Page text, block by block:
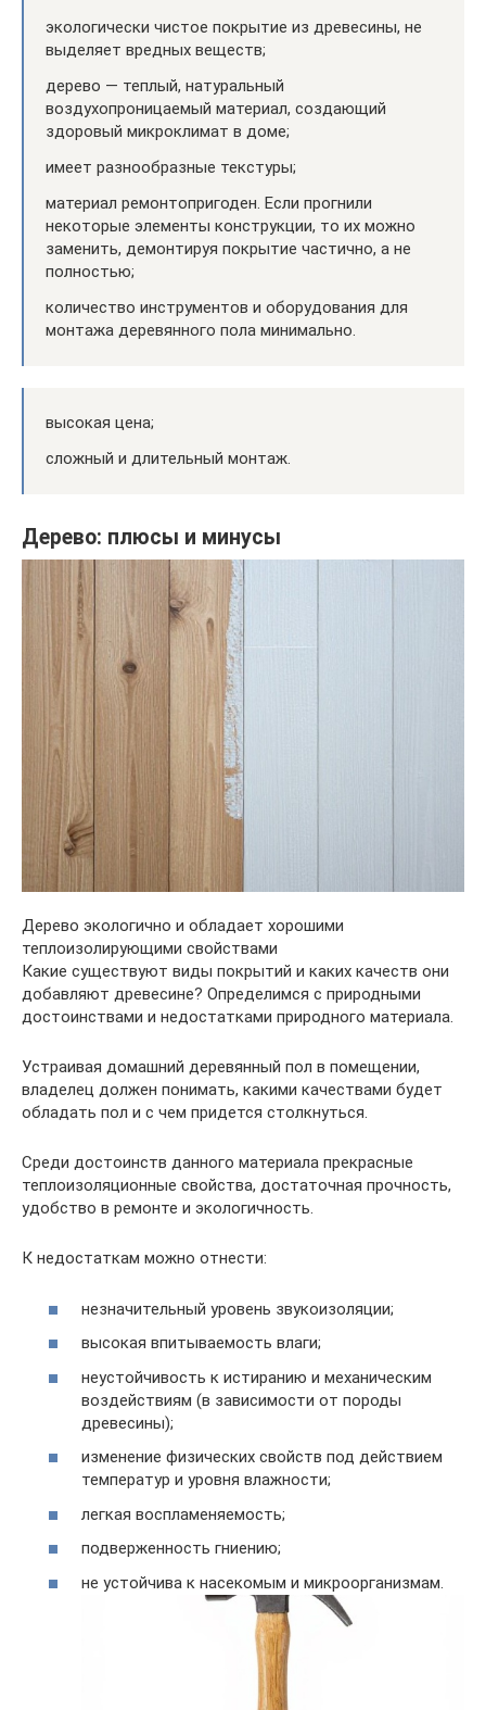
экологически чистое покрытие из древесины, не
выделяет вредных веществ;
дерево — теплый, натуральный
воздухопроницаемый материал, создающий
здоровый микроклимат в доме;
имеет разнообразные текстуры;
материал ремонтопригоден. Если прогнили
некоторые элементы конструкции, то их можно
заменить, демонтируя покрытие частично, а не
полностью;
количество инструментов и оборудования для
монтажа деревянного пола минимально.
высокая цена;
сложный и длительный монтаж.
Дерево: плюсы и минусы
Дерево экологично и обладает хорошими
теплоизолирующими свойствами
Какие существуют виды покрытий и каких качеств они
добавляют древесине? Определимся с природными
достоинствами и недостатками природного материала.
Устраивая домашний деревянный пол в помещении,
владелец должен понимать, какими качествами будет
обладать пол и с чем придется столкнуться.
Среди достоинств данного материала прекрасные
теплоизоляционные свойства, достаточная прочность,
удобство в ремонте и экологичность.
К недостаткам можно отнести:
незначительный уровень звукоизоляции;
высокая впитываемость влаги;
неустойчивость к истиранию и механическим
воздействиям (в зависимости от породы
древесины);
изменение физических свойств под действием
температур и уровня влажности;
легкая воспламеняемость;
подверженность гниению;
не устойчива к насекомым и микроорганизмам.